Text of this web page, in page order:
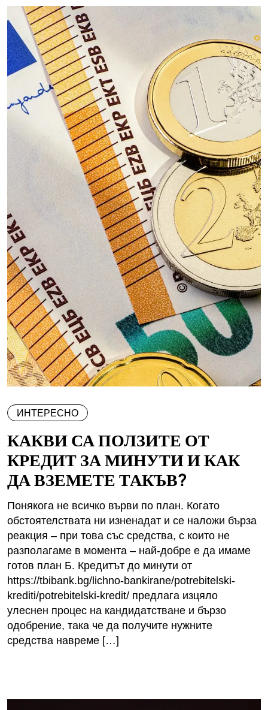
ИНТЕРЕСНО
КАКВИ СА ПОЛЗИТЕ ОТ
КРЕДИТ ЗА МИНУТИ И КАК
ДА ВЗЕМЕТЕ ТАКЪВ?
Понякога не всичко върви по план. Когато
обстоятелствата ни изненадат и се наложи бърза
реакция – при това със средства, с които не
разполагаме в момента – най-добре е да имаме
готов план Б. Кредитът до минути от
https://tbibank.bg/lichno-bankirane/potrebitelski-
krediti/potrebitelski-kredit/ предлага изцяло
улеснен процес на кандидатстване и бързо
одобрение, така че да получите нужните
средства навреме […]